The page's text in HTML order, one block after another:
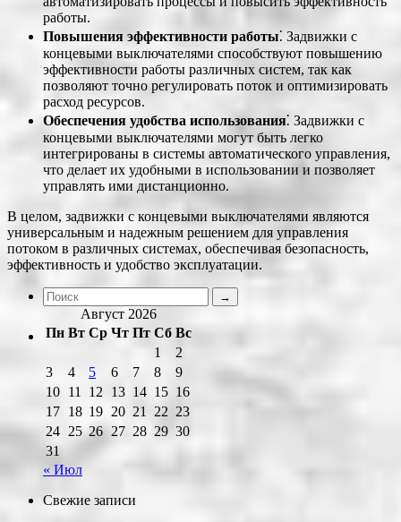
работы.
Повышения эффективности работы⁚ Задвижки с
концевыми выключателями способствуют повышению
эффективности работы различных систем, так как
позволяют точно регулировать поток и оптимизировать
расход ресурсов.
Обеспечения удобства использования⁚ Задвижки с
концевыми выключателями могут быть легко
интегрированы в системы автоматического управления,
что делает их удобными в использовании и позволяет
управлять ими дистанционно.
В целом, задвижки с концевыми выключателями являются
универсальным и надежным решением для управления
потоком в различных системах, обеспечивая безопасность,
эффективность и удобство эксплуатации.
Август 2026
Пн Вт Ср Чт Пт Сб Вс
1
2
3
4 5 6 7 8
9
10 11 12 13 14 15 16
17 18 19 20 21 22 23
24 25 26 27 28 29 30
31
« Июл
Свежие записи